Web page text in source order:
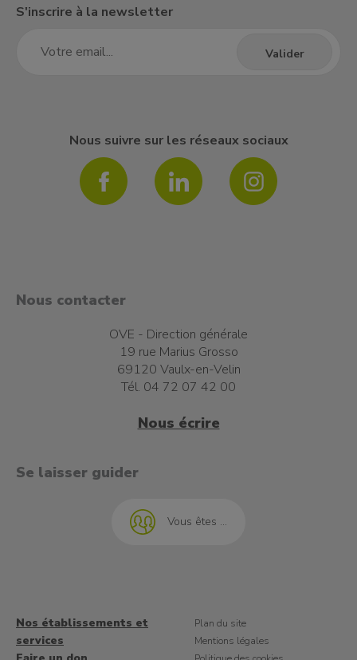
S'inscrire à la newsletter
Nous suivre sur les réseaux sociaux
Nous contacter
OVE - Direction générale
19 rue Marius Grosso
69120 Vaulx-en-Velin
Tél. 04 72 07 42 00
Nous écrire
Nos établissements et
services
Plan du site
Mentions légales
Se laisser guider
Vous êtes ...